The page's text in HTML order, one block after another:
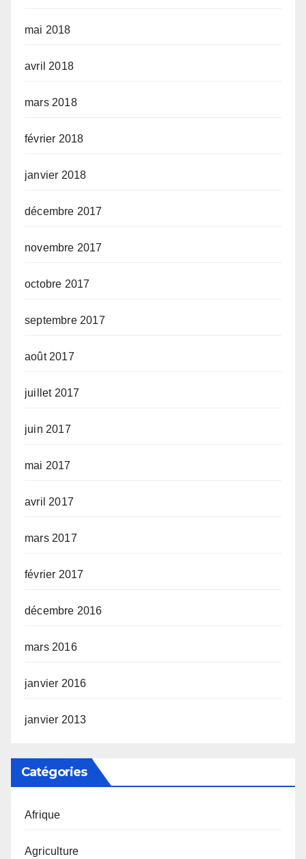
mai 2018
avril 2018
mars 2018
février 2018
janvier 2018
décembre 2017
novembre 2017
octobre 2017
septembre 2017
août 2017
juillet 2017
juin 2017
mai 2017
avril 2017
mars 2017
février 2017
décembre 2016
mars 2016
janvier 2016
janvier 2013
Catégories
Afrique
Agriculture